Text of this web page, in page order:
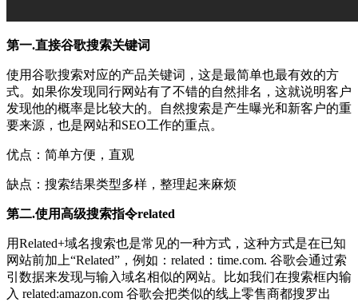
第一.直接谷歌搜索关键词
使用谷歌搜索对应的产品关键词，这是最简单也最有效的方
式。如果你发现同行网站有了不错的自然排名，这就说明客户
发现他的概率是比较大的。自然搜索是产生曝光和新客户的重
要来源，也是网站和SEO工作的重点。
优点：简单方便，直观
缺点：搜索结果类型多样，整理起来麻烦
第二.使用高级搜索指令related
用Related+域名搜索也是常见的一种方式，这种方式是在已知
网站前加上“Related”，例如：related：time.com. 谷歌会通过索
引数据来发现与输入域名相似的网站。比如我们在搜索框内输
入 related:amazon.com 谷歌会把类似的线上零售商都搜罗出